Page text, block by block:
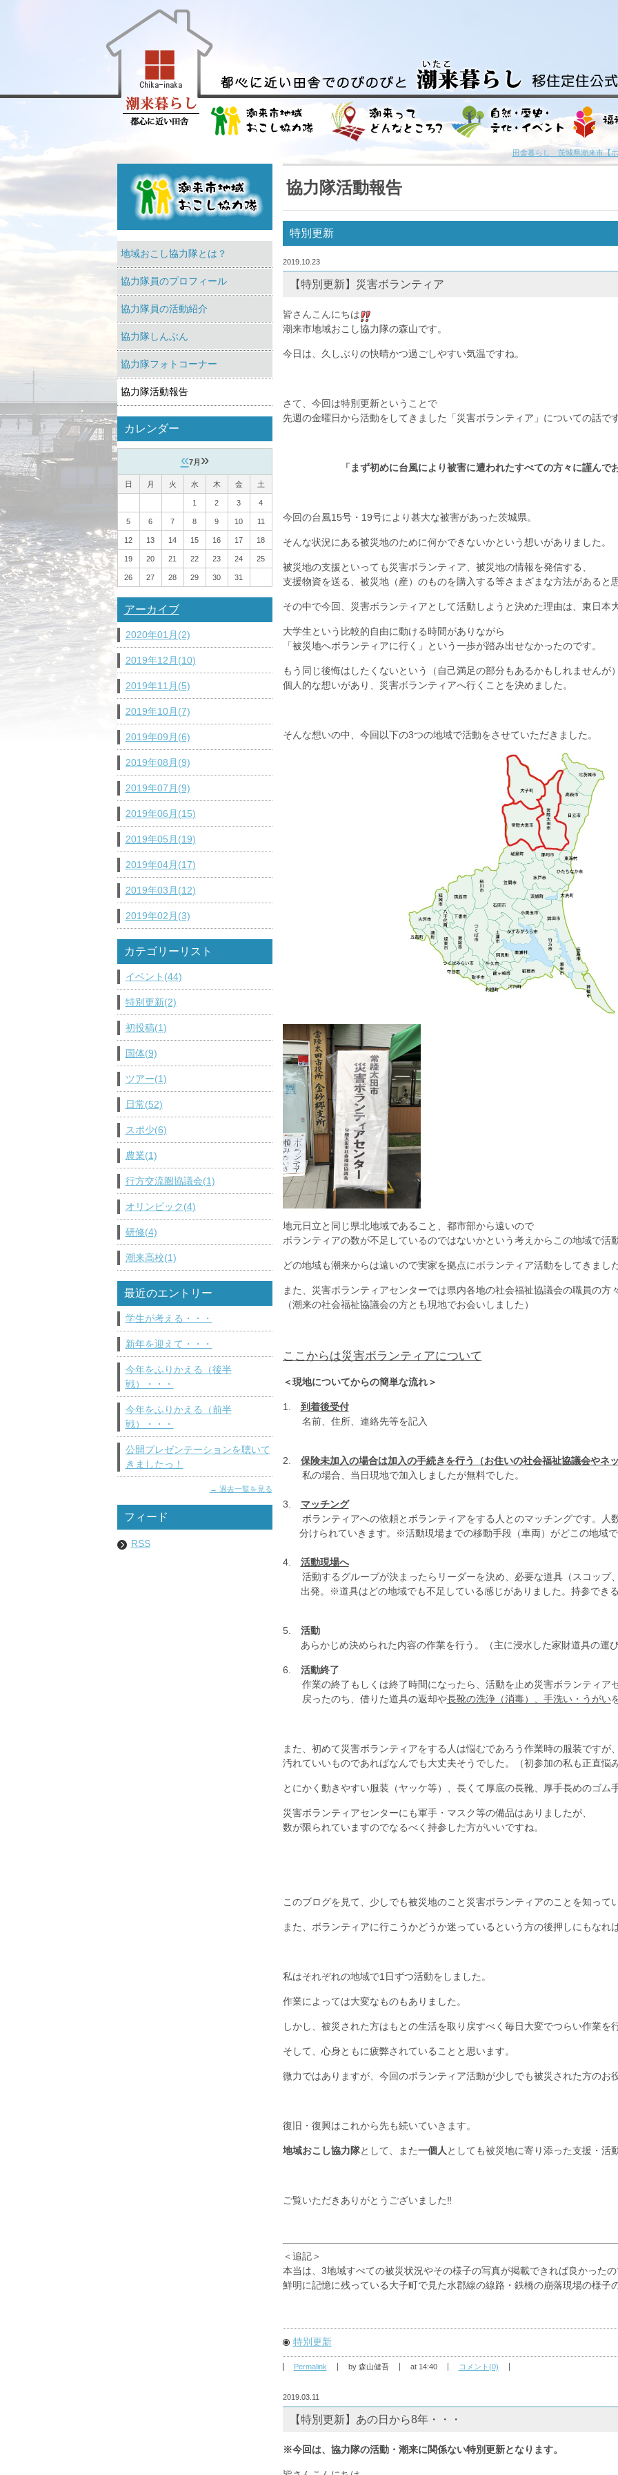
田舎暮らし 茨城県潮来市【
協力隊活動報告
特別更新
2019.10.23
【特別更新】災害ボランティア
皆さんこんにちは
潮来市地域おこし協力隊の森山です。
今日は、久しぶりの快晴かつ過ごしやすい気温ですね。
さて、今回は特別更新ということで
先週の金曜日から活動をしてきました「災害ボランティア」についての話で
「まず初めに台風により被害に遭われたすべての方々に謹んでお
今回の台風15号・19号により甚大な被害があった茨城県。
そんな状況にある被災地のために何かできないかという想いがありました。
被災地の支援といっても災害ボランティア、被災地の情報を発信する、
支援物資を送る、被災地（産）のものを購入する等さまざまな方法があると
その中で今回、災害ボランティアとして活動しようと決めた理由は、東日本
大学生という比較的自由に動ける時間がありながら
「被災地へボランティアに行く」という一歩が踏み出せなかったのです。
もう同じ後悔はしたくないという（自己満足の部分もあるかもしれませんが
個人的な想いがあり、災害ボランティアへ行くことを決めました。
そんな想いの中、今回以下の3つの地域で活動をさせていただきました。
地元日立と同じ県北地域であること、都市部から遠いので
ボランティアの数が不足しているのではないかという考えからこの地域で活
どの地域も潮来からは遠いので実家を拠点にボランティア活動をしてきまし
また、災害ボランティアセンターでは県内各地の社会福祉協議会の職員の方
（潮来の社会福祉協議会の方とも現地でお会いしました）
ここからは災害ボランティアについて
＜現地についてからの簡単な流れ＞
1. 到着後受付
名前、住所、連絡先等を記入
2. 保険未加入の場合は加入の手続きを行う（お住いの社会福祉協議会やネ
私の場合、当日現地で加入しましたが無料でした。
3. マッチング
ボランティアへの依頼とボランティアをする人とのマッチングです。人
分けられていきます。※活動現場までの移動手段（車両）がどこの地域
4. 活動現場へ
活動するグループが決まったらリーダーを決め、必要な道具（スコップ
出発。※道具はどの地域でも不足している感じがありました。持参でき
5. 活動
あらかじめ決められた内容の作業を行う。（主に浸水した家財道具の運
6. 活動終了
作業の終了もしくは終了時間になったら、活動を止め災害ボランティア
戻ったのち、借りた道具の返却や長靴の洗浄（消毒）、手洗い・うがい
また、初めて災害ボランテ ィアをする人は悩むであろう作業時の服装ですが
汚れていいものであればなんでも大丈夫そうでした。（初参加の私も正直悩
とにかく動きやすい服装（ヤッケ等）、長くて厚底の長靴、厚手長めのゴム
災害ボランティアセンターにも軍手・マスク等の備品はありましたが、
数が限られていますのでなるべく持参した方がいいですね。
このブログを見て、少しでも被災地のこと災害ボランティアのことを知って
また、ボランティアに行こうかどうか迷っているという方の後押しにもなれ
私はそれぞれの地域で1日ずつ活動をしました。
作業によっては大変なものもありました。
しかし、被災された方はもとの生活を取り戻すべく毎日大変でつらい作業を
そして、心身ともに疲弊されていることと思います。
微力ではありますが、今回のボランティア活動が少しでも被災された方のお
復旧・復興はこれから先も続いていきます。
地域おこし協力隊として、また一個人 としても被災地に寄り添った支援・活
ご覧いただきありがとうございました‼
＜追記＞
本当は、3地域すべての被災状況やその様子の写真が掲載できれば良かった
鮮明に記憶に残っている大子町で見た水郡線の線路・鉄橋の崩落現場の様子
特別更新
Permalink by 森山健吾 at 14:40 コメント(0)
2019.03.11
【特別更新】あの日から8年・・・
※今回は、協力隊の活動・潮来に関係ない特別更新となります。
地域おこし協力隊とは？
協力隊員のプロフィール
協力隊員の活動紹介
協力隊しんぶん
協力隊フォトコーナー
協力隊活動報告
カレンダー
«7月 »
日 月 火 水 木 金 土
1 2 3 4
5 6 7 8 9 10 11
12 13 14 15 16 17 18
19 20 21 22 23 24 25
26 27 28 29 30 31
アーカイブ
2020年01月(2)
2019年12月(10)
2019年11月(5)
2019年10月(7)
2019年09月(6)
2019年08月(9)
2019年07月(9)
2019年06月(15)
2019年05月(19)
2019年04月(17)
2019年03月(12)
2019年02月(3)
カテゴリーリスト
イベント(44)
特別更新(2)
初投稿(1)
国体(9)
ツアー(1)
日常(52)
スポ少(6)
農業(1)
行方交流圏協議会(1)
オリンピック(4)
研修(4)
潮来高校(1)
最近のエントリー
学生が考える・・・
新年を迎えて・・・
今年をふりかえる（後半
戦）・・・
今年をふりかえる（前半
戦）・・・
公開プレゼンテーションを聴いて
きましたっ！
過去一覧を見る
フィード
RSS